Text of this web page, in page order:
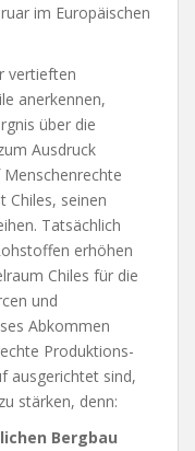
im Europäischen
vertieften
anerkennen,
über die
Ausdruck
Chiles, seinen
Tatsächlich
erhöhen
Chiles für die
und
Abkommen
Produktions-
ausgerichtet sind,
stärken, denn:
Bergbau